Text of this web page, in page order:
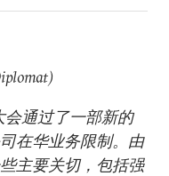
会通过了一部新的
在华业务限制。由
主要关切，包括强